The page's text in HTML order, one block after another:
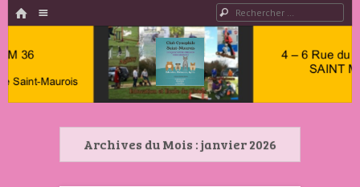
HOME Rechercher
Club
Cynophile
Archives du Mois :janvier 2026